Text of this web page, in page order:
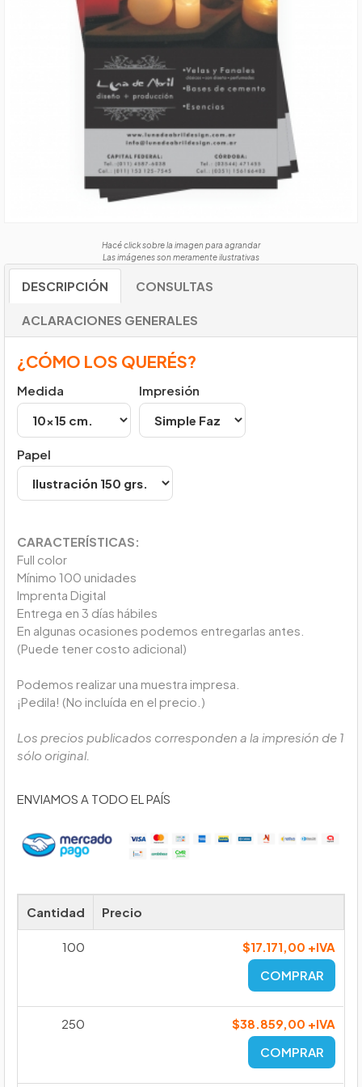
Hacé click sobre la imagen para agrandar
Las imágenes son meramente ilustrativas
DESCRIPCIÓN CONSULTAS
ACLARACIONES GENERALES
¿CÓMO LOS QUERÉS?
Medida Impresión
Papel
CARACTERÍSTICAS:
Full color
Mínimo 100 unidades
Imprenta Digital
Entrega en 3 días hábiles
En algunas ocasiones podemos entregarlas antes.
(Puede tener costo adicional)
Podemos realizar una muestra impresa.
¡Pedila! (No incluída en el precio.)
Los precios publicados corresponden a la impresión de 1
sólo original.
ENVIAMOS A TODO EL PAÍS
Cantidad Precio
100
$17.171,00 +IVA
COMPRAR
250
$38.859,00 +IVA
COMPRAR